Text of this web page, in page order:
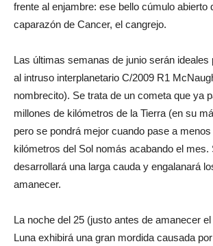
frente al enjambre: ese bello cúmulo abierto
caparazón de Cancer, el cangrejo.
Las últimas semanas de junio serán ideales
al intruso interplanetario C/2009 R1
nombrecito). Se trata de un cometa que ya
millones de kilómetros de la Tierra (en su
pero se pondrá mejor cuando pase a
kilómetros del Sol nomás acabando el mes.
desarrollará una larga cauda y engalanará
amanecer.
La noche del 25 (justo antes de amanecer
Luna exhibirá una gran mordida causada